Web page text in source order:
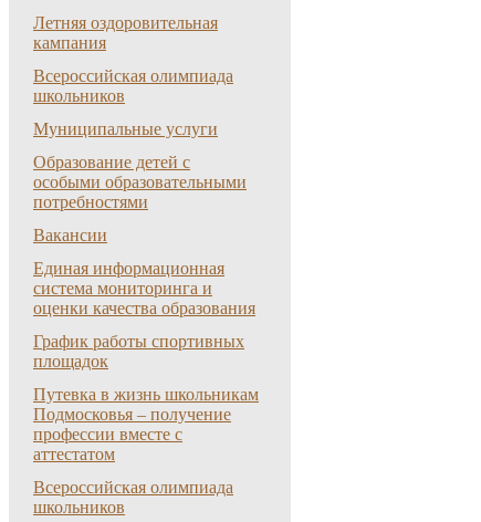
Летняя оздоровительная
кампания
Всероссийская олимпиада
школьников
Муниципальные услуги
Образование детей с
особыми образовательными
потребностями
Вакансии
Единая информационная
система мониторинга и
оценки качества образования
График работы спортивных
площадок
Путевка в жизнь школьникам
Подмосковья – получение
профессии вместе с
аттестатом
Всероссийская олимпиада
школьников